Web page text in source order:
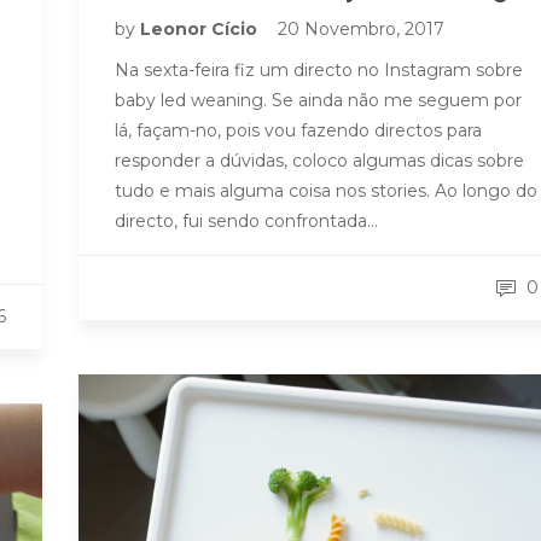
by Leonor Cício
20 Novembro, 2017
Na sexta-feira fiz um directo no Instagram sobre
baby led weaning. Se ainda não me seguem por
lá, façam-no, pois vou fazendo directos para
responder a dúvidas, coloco algumas dicas sobre
tudo e mais alguma coisa nos stories. Ao longo do
directo, fui sendo confrontada…
0